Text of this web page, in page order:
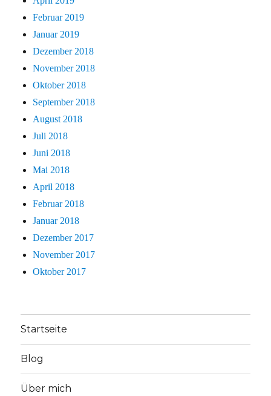
Februar 2019
Januar 2019
Dezember 2018
November 2018
Oktober 2018
September 2018
August 2018
Juli 2018
Juni 2018
Mai 2018
April 2018
Februar 2018
Januar 2018
Dezember 2017
November 2017
Oktober 2017
Startseite
Blog
Über mich